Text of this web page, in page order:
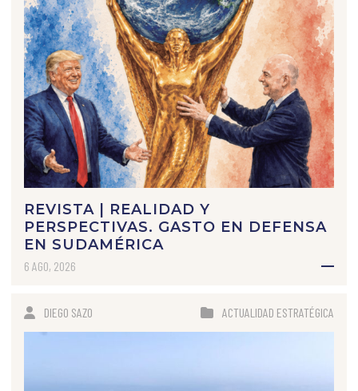
REVISTA | REALIDAD Y
PERSPECTIVAS. GASTO EN DEFENSA
EN SUDAMÉRICA
6 AGO, 2026
DIEGO SAZO ACTUALIDAD ESTRATÉGICA